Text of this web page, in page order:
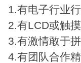
1.有电子行业
2.有LCD或触
3.有激情敢于拼
4.有团队合作精